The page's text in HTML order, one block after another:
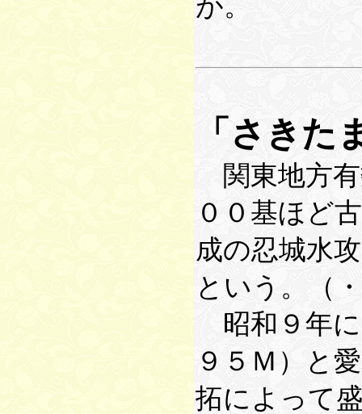
が。
「さきた
関東地方有
００基ほど
成の忍城水
という。（
昭和９年に
９５Ｍ）と
拓によって